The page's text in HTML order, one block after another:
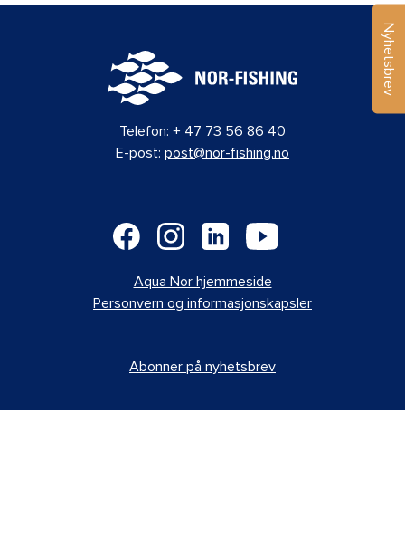
Nyhetsbrev
Telefon: + 47 73 56 86 40
E-post: post@nor-fishing.no
Aqua Nor hjemmeside
Personvern og informasjonskapsler
Abonner på nyhetsbrev